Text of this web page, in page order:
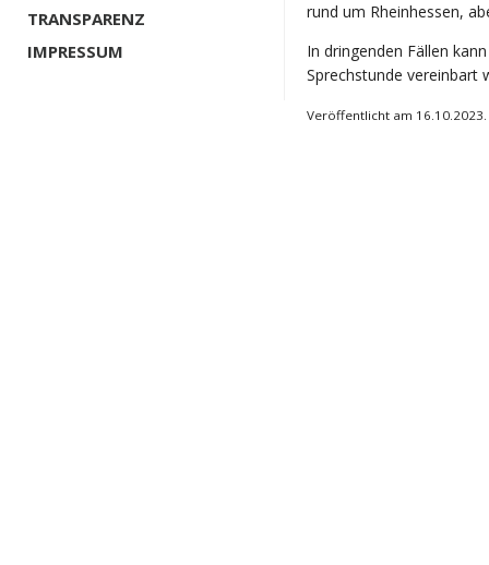
TRANSPARENZ
IMPRESSUM
rund um Rheinhessen,
In dringenden Fällen
Sprechstunde vereinbart
Veröffentlicht am 16.10.2023.